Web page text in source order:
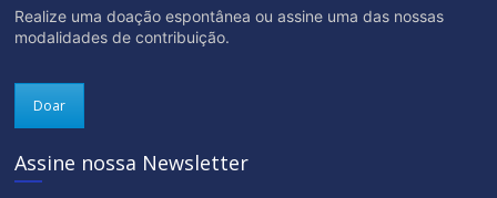
Realize uma doação espontânea ou assine uma das nossas
modalidades de contribuição.
Doar
Assine nossa Newsletter